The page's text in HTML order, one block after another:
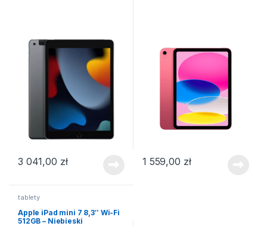
3 041,00 zł 1 559,00 zł
tablety
Apple iPad mini 7 8,3″ Wi-Fi
512GB – Niebieski